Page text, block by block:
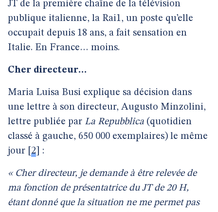
JT de la première chaîne de la télévision
publique italienne, la Rai1, un poste qu’elle
occupait depuis 18 ans, a fait sensation en
Italie. En France… moins.
Cher directeur…
Maria Luisa Busi explique sa décision dans
une lettre à son directeur, Augusto Minzolini,
lettre publiée par La Repubblica (quotidien
classé à gauche, 650 000 exemplaires) le même
jour 2 :
« Cher directeur, je demande à être relevée de
ma fonction de présentatrice du JT de 20 H,
étant donné que la situation ne me permet pas